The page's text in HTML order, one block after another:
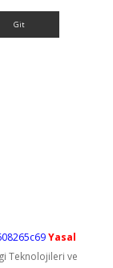
Yasal
Teknolojileri ve